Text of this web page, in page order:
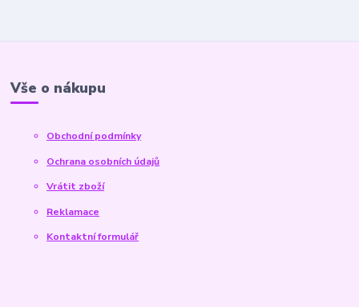
Vše o nákupu
Obchodní podmínky
Ochrana osobních údajů
Vrátit zboží
Reklamace
Kontaktní formulář